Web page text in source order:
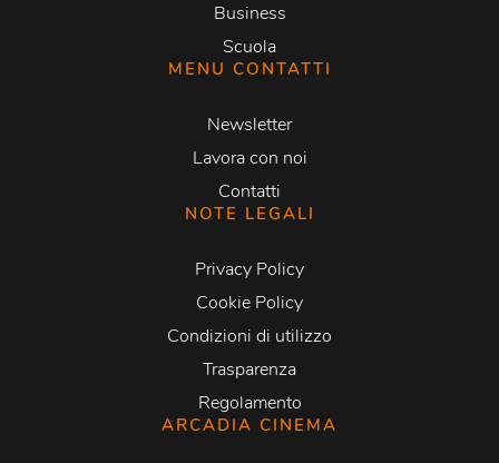
Business
Scuola
MENU CONTATTI
Newsletter
Lavora con noi
Contatti
NOTE LEGALI
Privacy Policy
Cookie Policy
Condizioni di utilizzo
Trasparenza
Regolamento
ARCADIA CINEMA